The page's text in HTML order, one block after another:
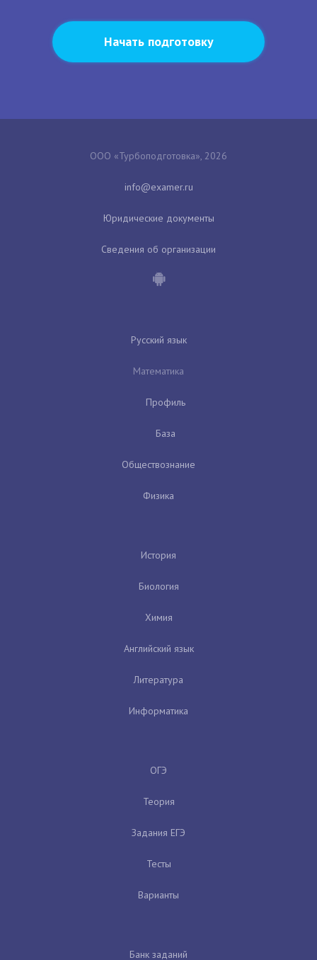
Начать подготовку
ООО «Турбоподготовка», 2026
Юридические документы
Сведения об организации
Русский язык
Математика
Профиль
База
Обществознание
Физика
История
Биология
Химия
Английский язык
Литература
Информатика
ОГЭ
Теория
Задания ЕГЭ
Тесты
Варианты
Банк заданий